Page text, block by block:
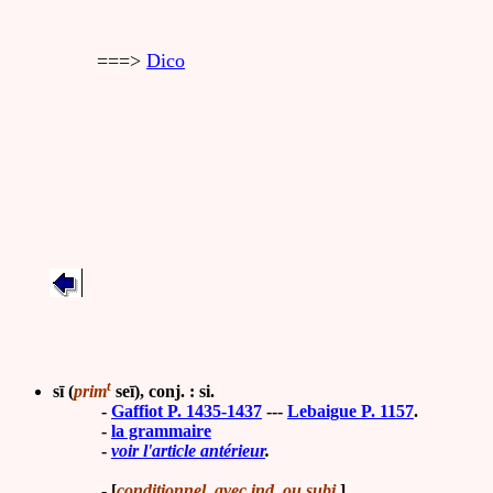
===> Dico
sī (primt seī), conj. : si.
- Gaffiot P. 1435-1437 --- Lebaigue P. 1157.
- la grammaire
- voir l'article antérieur.